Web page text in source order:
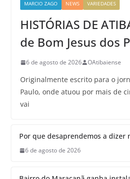
MARCIO ZAGO NEWS VARIEDADES
HISTÓRIAS DE
de Bom Jesus dos
6 de agosto de 2026 OAtibaiense
Originalmente escrito para o
Paulo, onde atuou por mais de
vai
Por que desaprendemos a dizer
6 de agosto de 2026